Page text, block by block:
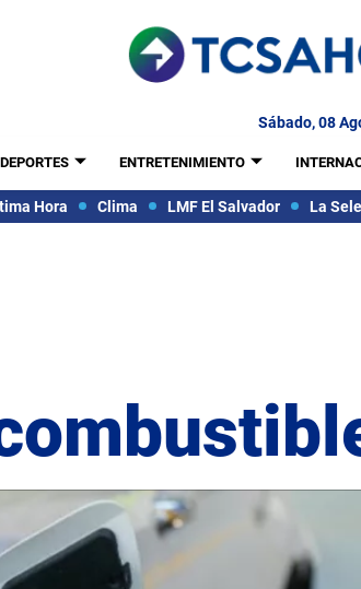
Sábado, 08
DEPORTES ENTRETENIMIENTO
Hora Clima LMF El Salvador La